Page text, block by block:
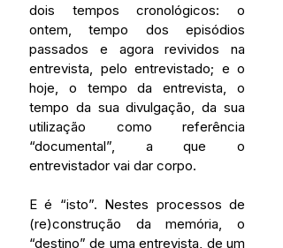
dois tempos cronológicos: o
ontem, tempo dos episódios
passados e agora revividos na
entrevista, pelo entrevistado; e o
hoje, o tempo da entrevista, o
tempo da sua divulgação, da sua
utilização como referência
“documental”, a que o
entrevistador vai dar corpo.
E é “isto”. Nestes processos de
(re)construção da memória, o
“destino” de uma entrevista, de um